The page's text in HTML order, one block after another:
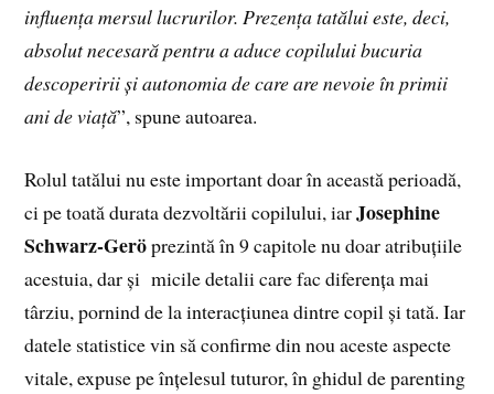
influența mersul lucrurilor. Prezența tatălui este, deci,
absolut necesară pentru a aduce copilului bucuria
descoperirii și autonomia de care are nevoie în primii
ani de viață”, spune autoarea.
Rolul tatălui nu este important doar în această perioadă,
ci pe toată durata dezvoltării copilului, iarJosephine
Schwarz-Geröprezintă în 9 capitole nu doar atribuțiile
acestuia, dar și micile detalii care fac diferența mai
târziu, pornind de la interacțiunea dintre copil și tată. Iar
datele statistice vin să confirme din nou aceste aspecte
vitale, expuse pe înțelesul tuturor, în ghidul de parenting